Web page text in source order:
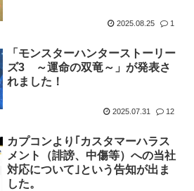
2025.08.25 1
「モンスターハンターストーリー
ズ3 ～運命の双竜～」が発表さ
れました！
2025.07.31 12
カプコンより｢カスタマーハラス
メント（誹謗、中傷等）への当社
対応について｣という告知が出ま
した。